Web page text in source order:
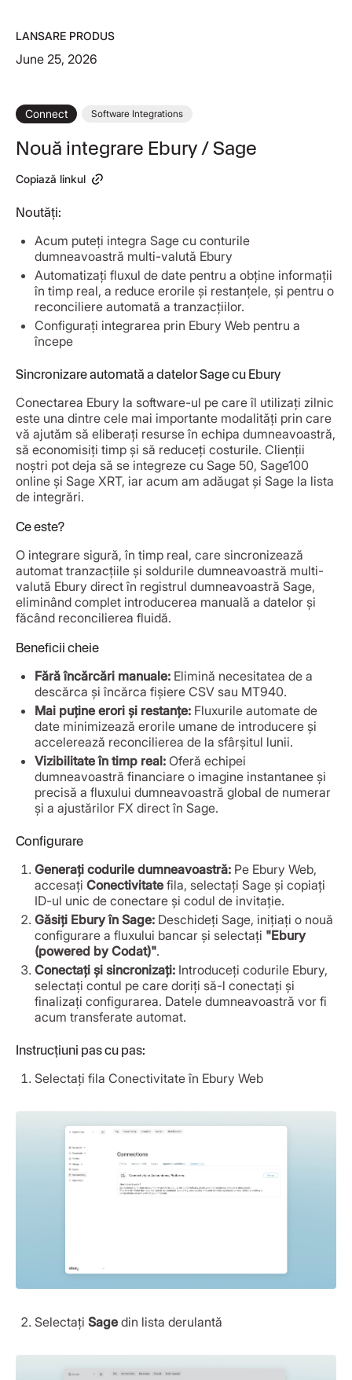
LANSARE PRODUS
June 25, 2026
Connect Software Integrations
Nouă integrare Ebury / Sage
Copiază linkul
Noutăți:
Acum puteți integra Sage cu conturile
dumneavoastră multi-valută Ebury
Automatizați fluxul de date pentru a obține informații
în timp real, a reduce erorile și restanțele, și pentru o
reconciliere automată a tranzacțiilor.
Configurați integrarea prin Ebury Web pentru a
începe
Sincronizare automată a datelor Sage cu Ebury
Conectarea Ebury la software-ul pe care îl utilizați zilnic
este una dintre cele mai importante modalități prin care
vă ajutăm să eliberați resurse în echipa dumneavoastră,
să economisiți timp și să reduceți costurile. Clienții
noștri pot deja să se integreze cu Sage 50, Sage100
online și Sage XRT, iar acum am adăugat și Sage la lista
de integrări.
Ce este?
O integrare sigură, în timp real, care sincronizează
automat tranzacțiile și soldurile dumneavoastră multi-
valută Ebury direct în registrul dumneavoastră Sage,
eliminând complet introducerea manuală a datelor și
făcând reconcilierea fluidă.
Beneficii cheie
Fără încărcări manuale: Elimină necesitatea de a
descărca și încărca fișiere CSV sau MT940.
Mai puține erori și restanțe: Fluxurile automate de
date minimizează erorile umane de introducere și
accelerează reconcilierea de la sfârșitul lunii.
Vizibilitate în timp real: Oferă echipei
dumneavoastră financiare o imagine instantanee și
precisă a fluxului dumneavoastră global de numerar
și a ajustărilor FX direct în Sage.
Configurare
Generați codurile dumneavoastră: Pe Ebury Web,
accesați Conectivitate fila, selectați Sage și copiați
ID-ul unic de conectare și codul de invitație.
Găsiți Ebury în Sage: Deschideți Sage, inițiați o nouă
configurare a fluxului bancar și selectați "Ebury
(powered by Codat)".
Conectați și sincronizați: Introduceți codurile Ebury,
selectați contul pe care doriți să-l conectați și
finalizați configurarea. Datele dumneavoastră vor fi
acum transferate automat.
Instrucțiuni pas cu pas:
Selectați fila Conectivitate în Ebury Web
Selectați Sage din lista derulantă